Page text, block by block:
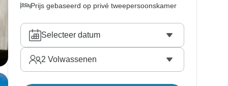
Prijs gebaseerd op privé tweepersoonskamer
Selecteer datum
2 Volwassenen